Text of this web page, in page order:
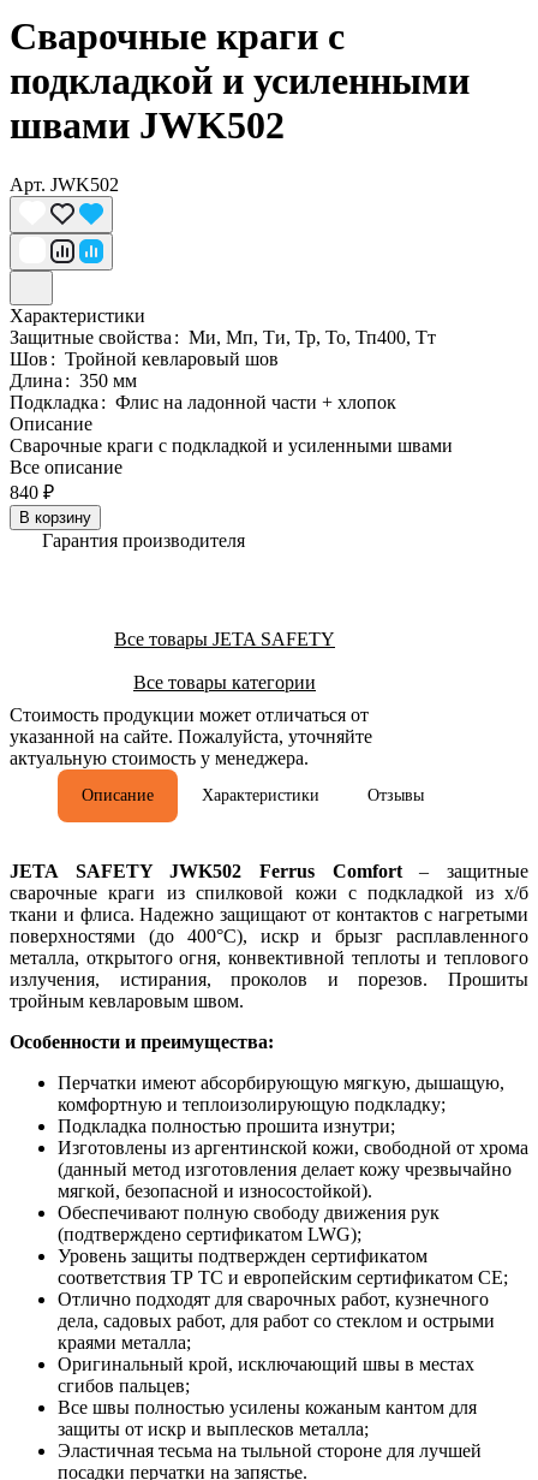
Сварочные краги c
подкладкой и усиленными
швами JWK502
Арт. JWK502
Характеристики
Защитные свойства: Ми, Мп, Ти, Тр, То, Тп400, Тт
Шов: Тройной кевларовый шов
Длина: 350 мм
Подкладка: Флис на ладонной части + хлопок
Описание
Сварочные краги c подкладкой и усиленными швами
Все описание
840 ₽
В корзину
Гарантия производителя
Все товары JETA SAFETY
Все товары категории
Стоимость продукции может отличаться от
указанной на сайте. Пожалуйста, уточняйте
актуальную стоимость у менеджера.
Описание Характеристики Отзывы
JETA SAFETY JWK502 Ferrus Comfort– защитные
сварочные краги из спилковой кожи с подкладкой из х/б
ткани и флиса. Надежно защищают от контактов с нагретыми
поверхностями (до 400°С), искр и брызг расплавленного
металла, открытого огня, конвективной теплоты и теплового
излучения, истирания, проколов и порезов. Прошиты
тройным кевларовым швом.
Особенности и преимущества:
Перчатки имеют абсорбирующую мягкую, дышащую,
комфортную и теплоизолирующую подкладку;
Подкладка полностью прошита изнутри;
Изготовлены из аргентинской кожи, свободной от хрома
(данный метод изготовления делает кожу чрезвычайно
мягкой, безопасной и износостойкой).
Обеспечивают полную свободу движения рук
(подтверждено сертификатом LWG);
Уровень защиты подтвержден сертификатом
соответствия ТР ТС и европейским сертификатом СЕ;
Отлично подходят для сварочных работ, кузнечного
дела, садовых работ, для работ со стеклом и острыми
краями металла;
Оригинальный крой, исключающий швы в местах
сгибов пальцев;
Все швы полностью усилены кожаным кантом для
защиты от искр и выплесков металла;
Эластичная тесьма на тыльной стороне для лучшей
посадки перчатки на запястье.